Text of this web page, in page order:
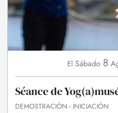
El Sábado 8
Séance de
DEMOSTRACIÓN - INICIACIÓN